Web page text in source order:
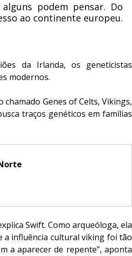
podem pensar. Do
ao continente europeu.
da Irlanda, os geneticistas
modernos.
Genes of Celts, Vikings,
traços genéticos em famílias
Swift. Como arqueóloga, ela
a influência cultural viking foi tão
a aparecer de repente”, aponta